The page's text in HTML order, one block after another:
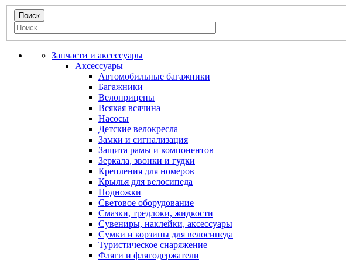
Запчасти и аксессуары
Аксессуары
Автомобильные багажники
Багажники
Велоприцепы
Всякая всячина
Насосы
Детские велокресла
Замки и сигнализация
Защита рамы и компонентов
Зеркала, звонки и гудки
Крепления для номеров
Крылья для велосипеда
Подножки
Световое оборудование
Смазки, тредлоки, жидкости
Сувениры, наклейки, аксессуары
Сумки и корзины для велосипеда
Туристическое снаряжение
Фляги и флягодержатели